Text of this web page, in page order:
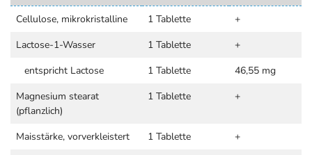
Cellulose, mikrokristalline 1 Tablette
+
Lactose-1-Wasser
1 Tablette
+
entspricht Lactose
1 Tablette
46,55 mg
Magnesium stearat
(pflanzlich)
1 Tablette +
Maisstärke, vorverkleistert 1 Tablette
+